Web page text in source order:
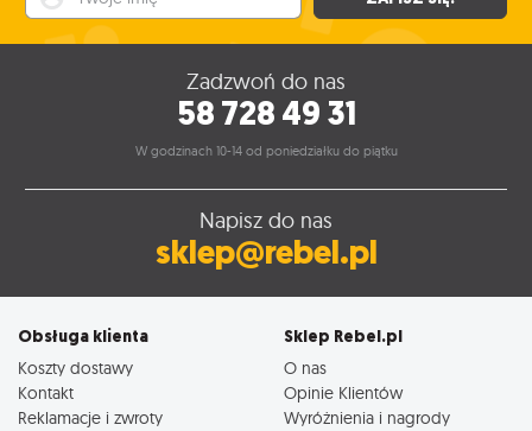
Zadzwoń do nas
58 728 49 31
W godzinach 10-14 od poniedziałku do piątku
Napisz do nas
sklep@rebel.pl
Obsługa klienta
Koszty dostawy
Kontakt
Reklamacje i zwroty
Sklep Rebel.pl
O nas
Opinie Klientów
Wyróżnienia i nagrody